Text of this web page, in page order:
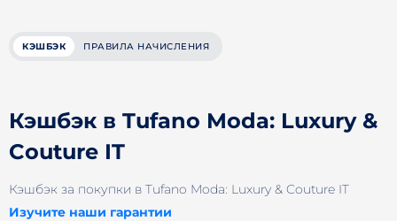
КЭШБЭК ПРАВИЛА НАЧИСЛЕНИЯ
Кэшбэк в Tufano Moda: Luxury &
Couture IT
Кэшбэк за покупки в Tufano Moda: Luxury & Couture IT
Изучите наши гарантии